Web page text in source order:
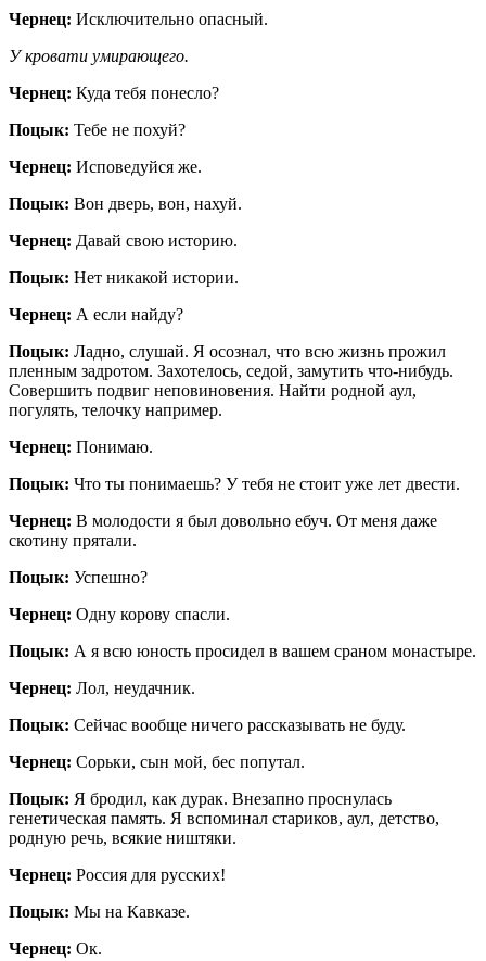
Чернец: Исключительно опасный.
У кровати умирающего.
Чернец: Куда тебя понесло?
Поцык: Тебе не похуй?
Чернец: Исповедуйся же.
Поцык: Вон дверь, вон, нахуй.
Чернец: Давай свою историю.
Поцык: Нет никакой истории.
Чернец: А если найду?
Поцык: Ладно, слушай. Я осознал, что всю жизнь прожил
пленным задротом. Захотелось, седой, замутить что-нибудь.
Совершить подвиг неповиновения. Найти родной аул,
погулять, телочку например.
Чернец: Понимаю.
Поцык: Что ты понимаешь? У тебя не стоит уже лет двести.
Чернец: В молодости я был довольно ебуч. От меня даже
скотину прятали.
Поцык: Успешно?
Чернец: Одну корову спасли.
Поцык: А я всю юность просидел в вашем сраном монастыре.
Чернец: Лол, неудачник.
Поцык: Сейчас вообще ничего рассказывать не буду.
Чернец: Сорьки, сын мой, бес попутал.
Поцык: Я бродил, как дурак. Внезапно проснулась
генетическая память. Я вспоминал стариков, аул, детство,
родную речь, всякие ништяки.
Чернец: Россия для русских!
Поцык: Мы на Кавказе.
Чернец: Ок.